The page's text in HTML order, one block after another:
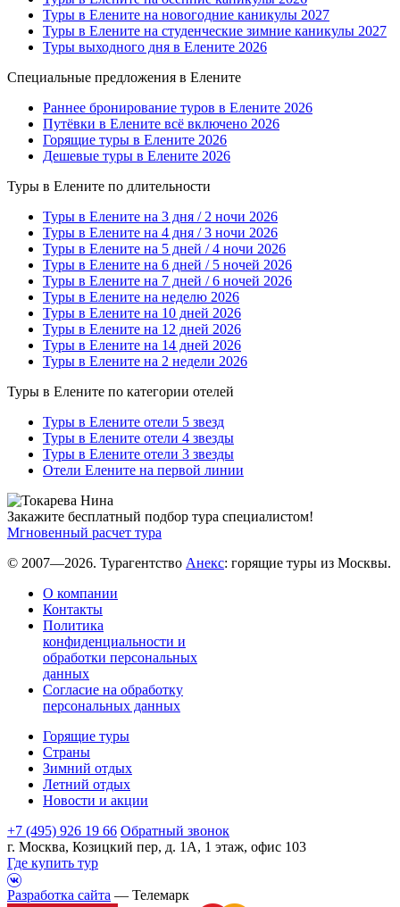
Туры в Елените на новогодние каникулы 2027
Туры в Елените на студенческие зимние каникулы 2027
Туры выходного дня в Елените 2026
Специальные предложения в Елените
Раннее бронирование туров в Елените 2026
Путёвки в Елените всё включено 2026
Горящие туры в Елените 2026
Дешевые туры в Елените 2026
Туры в Елените по длительности
Туры в Елените на 3 дня / 2 ночи 2026
Туры в Елените на 4 дня / 3 ночи 2026
Туры в Елените на 5 дней / 4 ночи 2026
Туры в Елените на 6 дней / 5 ночей 2026
Туры в Елените на 7 дней / 6 ночей 2026
Туры в Елените на неделю 2026
Туры в Елените на 10 дней 2026
Туры в Елените на 12 дней 2026
Туры в Елените на 14 дней 2026
Туры в Елените на 2 недели 2026
Туры в Елените по категории отелей
Туры в Елените отели 5 звезд
Туры в Елените отели 4 звезды
Туры в Елените отели 3 звезды
Отели Елените на первой линии
Закажите бесплатный подбор тура специалистом!
Мгновенный расчет тура
© 2007—2026. Турагентство Анекс: горящие туры из Москвы.
О компании
Контакты
Политика
конфиденциальности и
обработки персональных
данных
Согласие на обработку
персональных данных
Горящие туры
Страны
Зимний отдых
Летний отдых
Новости и акции
+7 (495) 926 19 66 Обратный звонок
г. Москва, Козицкий пер, д. 1А, 1 этаж, офис 103
Где купить тур
Разработка сайта — Телемарк